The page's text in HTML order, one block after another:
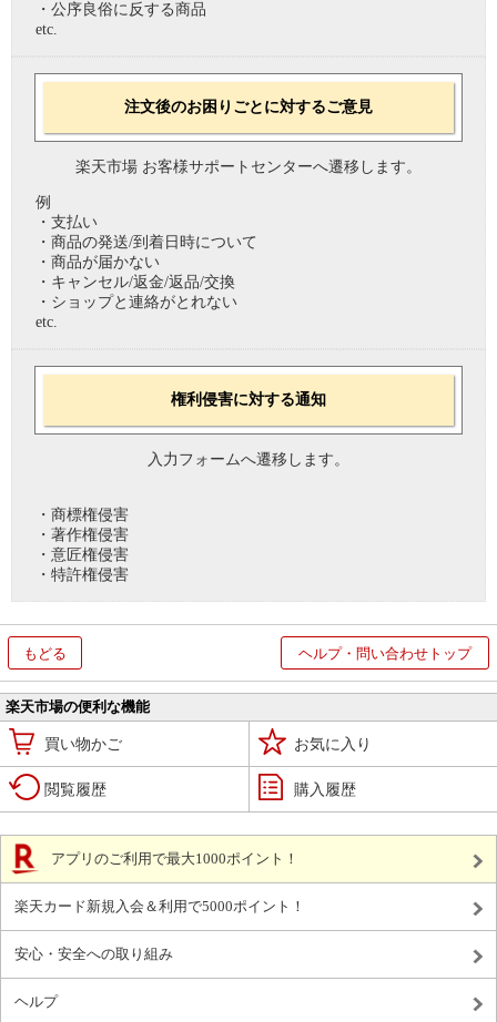
・公序良俗に反する商品
etc.
注文後のお困りごとに対するご意見
楽天市場 お客様サポートセンターへ遷移します。
例
・支払い
・商品の発送/到着日時について
・商品が届かない
・キャンセル/返金/返品/交換
・ショップと連絡がとれない
etc.
権利侵害に対する通知
入力フォームへ遷移します。
・商標権侵害
・著作権侵害
・意匠権侵害
・特許権侵害
もどる ヘルプ・問い合わせトップ
楽天市場の便利な機能
買い物かご お気に入り
閲覧履歴 購入履歴
アプリのご利用で最大1000ポイント！
楽天カード新規入会＆利用で5000ポイント！
安心・安全への取り組み
ヘルプ